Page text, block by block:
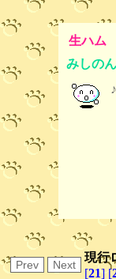
生ハム
みしのん
現行
[21] [